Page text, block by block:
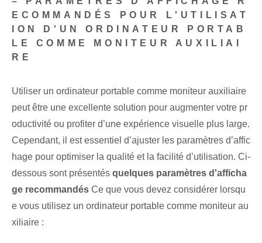
ECOMMANDÉS POUR L'UTILISAT
ION D'UN ORDINATEUR PORTAB
LE COMME MONITEUR AUXILIAI
RE
Utiliser un ordinateur portable comme moniteur auxiliaire
peut être une excellente solution pour augmenter votre pr
oductivité ou profiter d’une expérience visuelle plus large.
Cependant, il est essentiel d’ajuster les paramètres d’affic
hage pour optimiser la qualité et la facilité d’utilisation. ⁤Ci-
dessous⁢ sont présentés quelques paramètres d'afficha
ge recommandés‌ Ce que vous devez considérer lorsqu
e vous utilisez un ordinateur portable comme moniteur au
xiliaire :